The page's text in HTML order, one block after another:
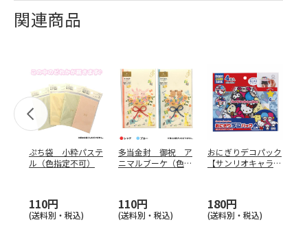
関連商品
ぷち袋 小粋パステ
ル（色指定不可）
110円
(送料別・税込)
多当金封 御祝 ア
ニマルブーケ（色指
110円
(送料別・税込)
おにぎりデコパック
【サンリオキャラク
180円
(送料別・税込)